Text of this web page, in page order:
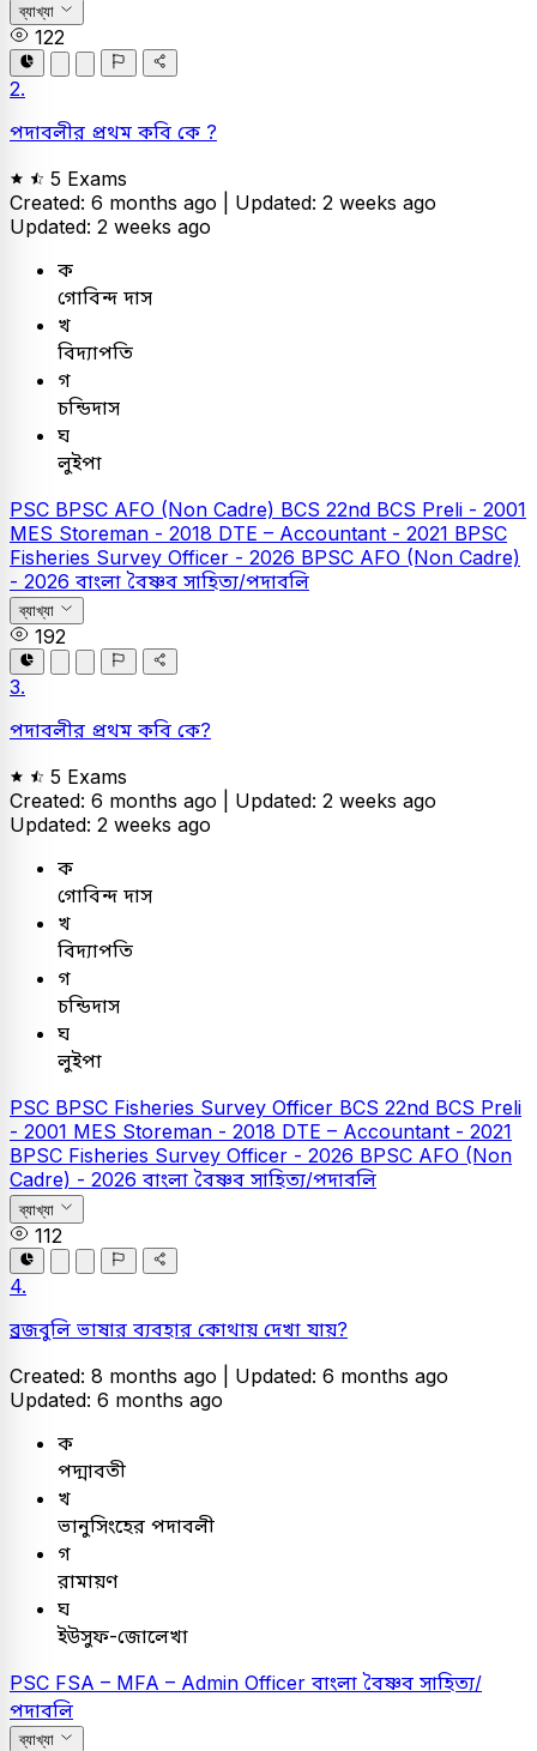
ব্যাখ্যা
122
2.
পদাবলীর প্রথম কবি কে ?
5 Exams
Created: 6 months ago | Updated: 2 weeks ago
Updated: 2 weeks ago
ক
গোবিন্দ দাস
খ
বিদ্যাপতি
গ
চন্ডিদাস
ঘ
লুইপা
PSC BPSC AFO (Non Cadre) BCS 22nd BCS Preli - 2001
MES Storeman - 2018 DTE – Accountant - 2021 BPSC
Fisheries Survey Officer - 2026 BPSC AFO (Non Cadre)
- 2026 বাংলাবৈষ্ণব সাহিত্য/পদাবলি
ব্যাখ্যা
192
3.
পদাবলীর প্রথম কবি কে?
5 Exams
Created: 6 months ago | Updated: 2 weeks ago
Updated: 2 weeks ago
ক
গোবিন্দ দাস
খ
বিদ্যাপতি
গ
চন্ডিদাস
ঘ
লুইপা
PSC BPSC Fisheries Survey Officer BCS 22nd BCS Preli
- 2001 MES Storeman - 2018 DTE – Accountant - 2021
BPSC Fisheries Survey Officer - 2026 BPSC AFO (Non
Cadre) - 2026 বাংলা বৈষ্ণব সাহিত্য/পদাবলি
ব্যাখ্যা
112
4.
ব্রজবুলি ভাষার ব্যবহার কোথায় দেখা যায়?
Created: 8 months ago | Updated: 6 months ago
Updated: 6 months ago
ক
পদ্মাবতী
খ
ভানুসিংহের পদাবলী
গ
রামায়ণ
ঘ
ইউসুফ-জোলেখা
PSC FSA – MFA – Admin Officer বাংলা বৈষ্ণব সাহিত্য/
পদাবলি
ব্যাখ্যা